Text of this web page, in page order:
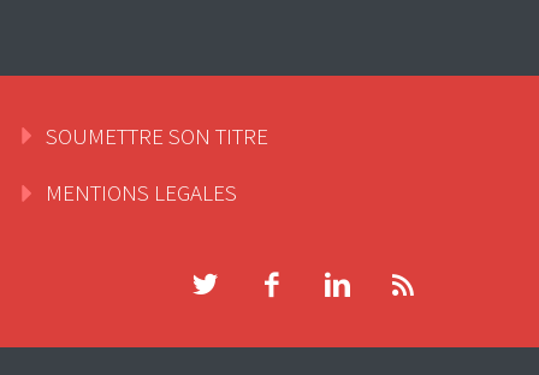
SOUMETTRE SON TITRE
MENTIONS LEGALES